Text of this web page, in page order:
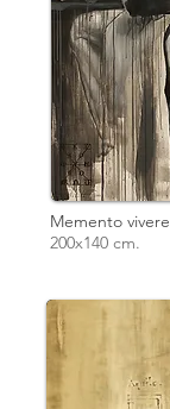
Memento vivere
200x140 cm.